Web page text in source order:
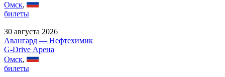
Омск,
билеты
30 августа 2026
Авангард — Нефтехимик
G-Drive Арена
Омск,
билеты